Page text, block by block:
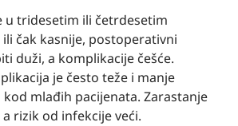
u tridesetim ili četrdesetim
čak kasnije, postoperativni
duži, a komplikacije češće.
je često teže i manje
mlađih pacijenata. Zarastanje
rizik od infekcije veći.